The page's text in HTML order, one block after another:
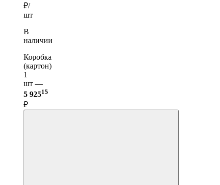
₽/
шт
В
наличии
Коробка
(картон)
1
шт —
5 92515
₽